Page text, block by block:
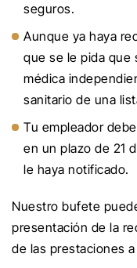
seguros.
Aunque ya haya
que se le pida que
médica
sanitario de una
Tu empleador
en un plazo de 21
le haya notificado.
Nuestro bufete
presentación de la
de las prestaciones